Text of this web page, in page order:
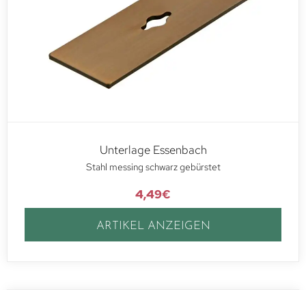
Unterlage Essenbach
Stahl messing schwarz gebürstet
4,49€
ARTIKEL ANZEIGEN